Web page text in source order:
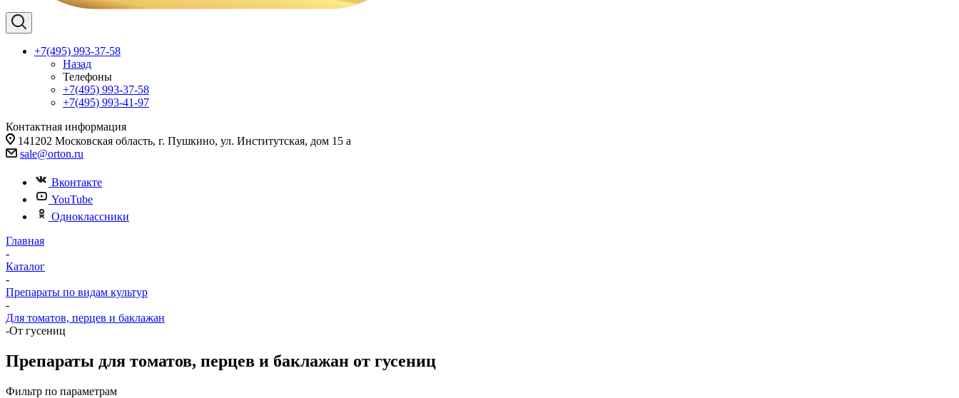
+7(495) 993-37-58
Назад
Телефоны
+7(495) 993-37-58
+7(495) 993-41-97
Контактная информация
141202 Московская область, г. Пушкино, ул. Институтская, дом 15 а
sale@orton.ru
Вконтакте
YouTube
Одноклассники
Главная
-
Каталог
-
Препараты по видам культур
-
Для томатов, перцев и баклажан
-От гусениц
Препараты для томатов, перцев и баклажан от гусениц
Фильтр по параметрам